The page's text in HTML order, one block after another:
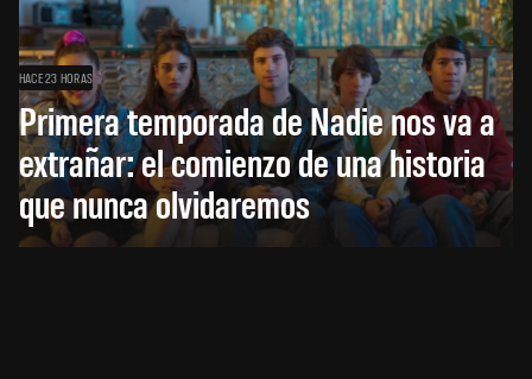
HACE 23 HORAS
Primera temporada de Nadie nos va a
extrañar: el comienzo de una historia
que nunca olvidaremos